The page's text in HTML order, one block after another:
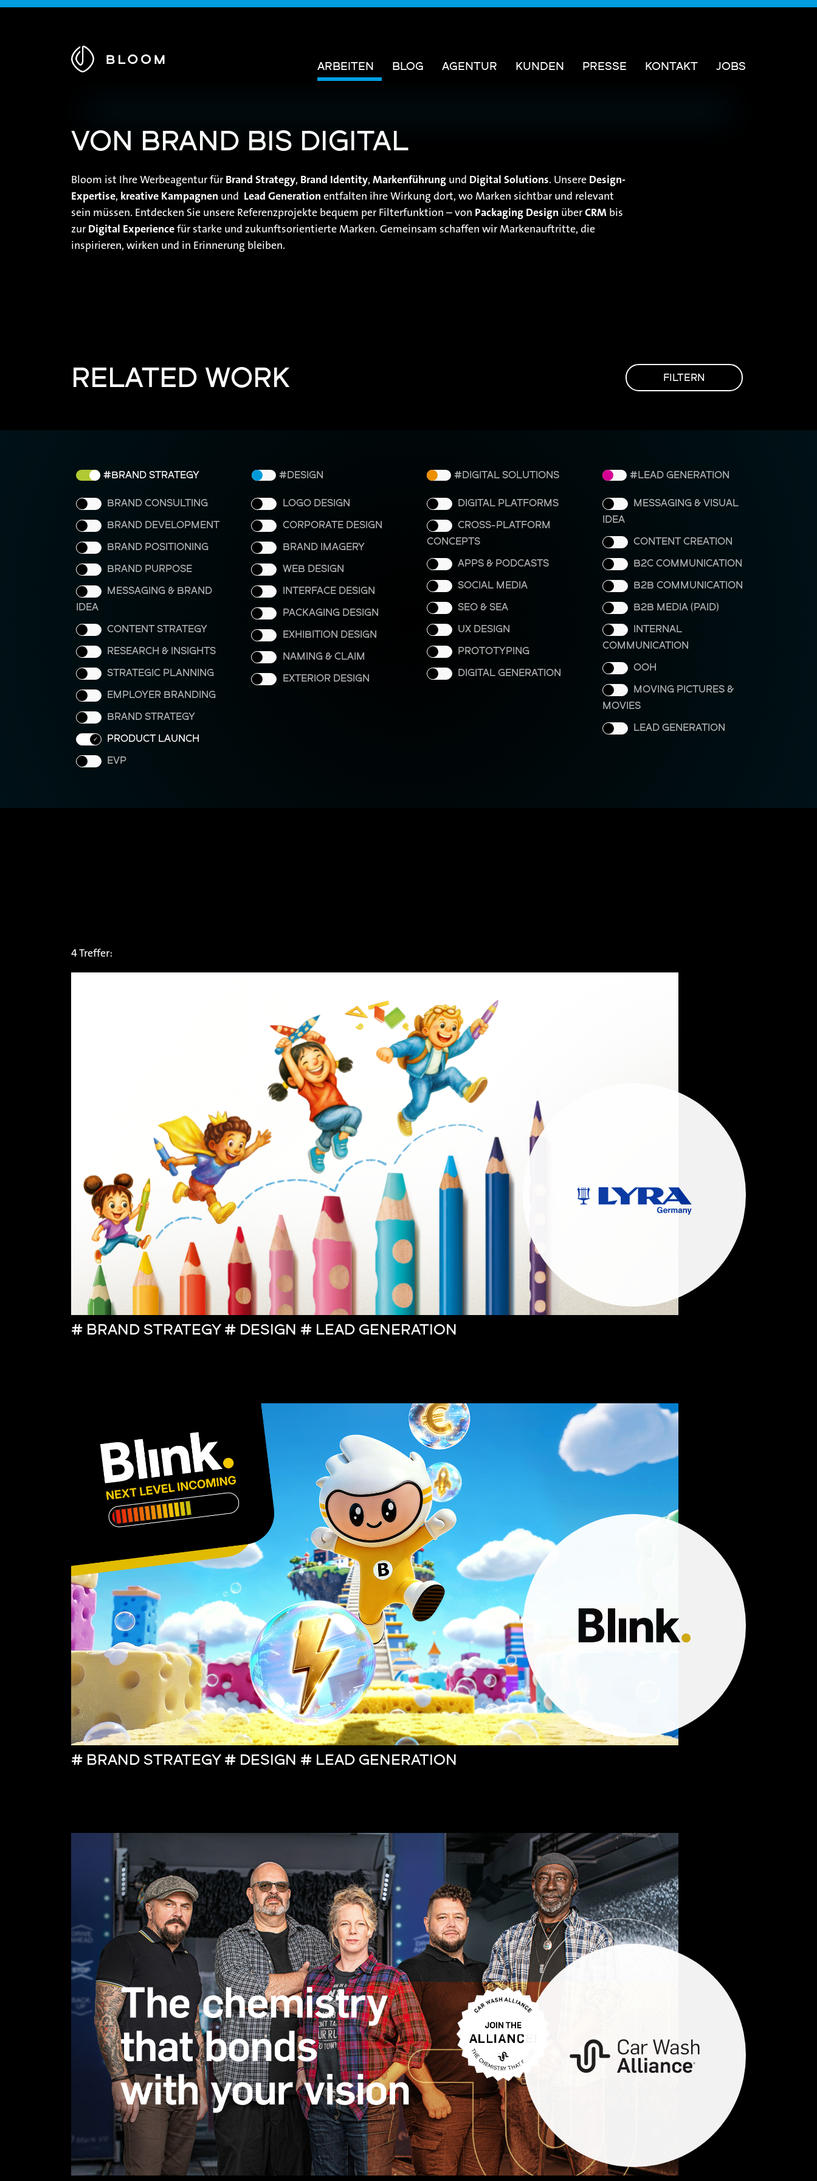
ARBEITEN BLOG AGENTUR KUNDEN PRESSE KONTAKT JOBS
VON BRAND BIS DIGITAL
Bloom ist Ihre Werbeagentur für Brand Strategy, Brand Identity, Markenführung und Digital Solutions. Unsere Design-
Expertise, kreative Kampagnen und Lead Generation entfalten ihre Wirkung dort, wo Marken sichtbar und relevant
sein müssen. Entdecken Sie unsere Referenzprojekte bequem per Filterfunktion – von Packaging Design überCRM bis
zur Digital Experiencefür starke und zukunftsorientierte Marken. Gemeinsam schaffen wir Markenauftritte, die
inspirieren, wirken und in Erinnerung bleiben.
RELATED WORK FILTERN
BRAND STRATEGY
BRAND CONSULTING
BRAND DEVELOPMENT
BRAND POSITIONING
BRAND PURPOSE
MESSAGING & BRAND
IDEA
CONTENT STRATEGY
RESEARCH & INSIGHTS
STRATEGIC PLANNING
EMPLOYER BRANDING
BRAND STRATEGY
PRODUCT LAUNCH
EVP
DESIGN
LOGO DESIGN
CORPORATE DESIGN
BRAND IMAGERY
WEB DESIGN
INTERFACE DESIGN
PACKAGING DESIGN
EXHIBITION DESIGN
NAMING & CLAIM
EXTERIOR DESIGN
DIGITAL SOLUTIONS
DIGITAL PLATFORMS
CROSS-PLATFORM
CONCEPTS
APPS & PODCASTS
SOCIAL MEDIA
SEO & SEA
UX DESIGN
PROTOTYPING
DIGITAL GENERATION
LEAD GENERATION
MESSAGING & VISUAL
IDEA
CONTENT CREATION
B2C COMMUNICATION
B2B COMMUNICATION
B2B MEDIA (PAID)
INTERNAL
COMMUNICATION
OOH
MOVING PICTURES &
MOVIES
LEAD GENERATION
4 Treffer:
# BRAND STRATEGY # DESIGN # LEAD GENERATION
# BRAND STRATEGY # DESIGN # LEAD GENERATION